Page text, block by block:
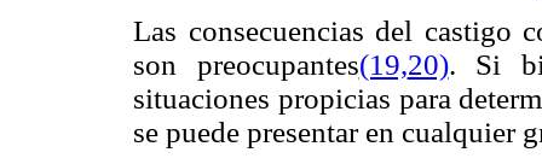
Las consecuencias del castigo
son preocupantes(19,20). Si
situaciones propicias para
se puede presentar en cualquier